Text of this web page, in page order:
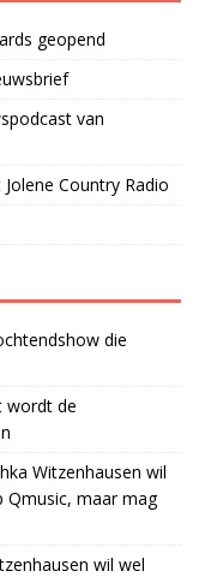
geopend
van
Country Radio
die
wordt de
Witzenhausen wil
Qmusic, maar mag
wil wel